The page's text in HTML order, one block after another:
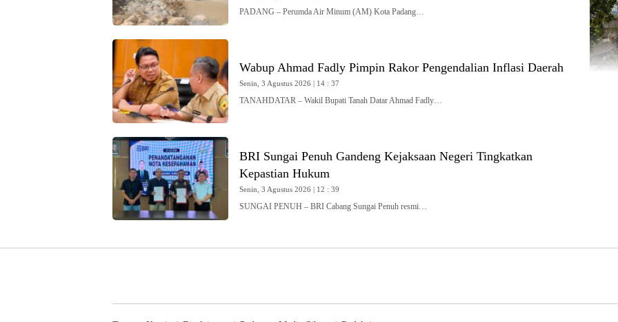
PADANG – Perumda Air Minum (AM) Kota Padang…
Wabup Ahmad Fadly Pimpin Rakor Pengendalian Inflasi Daerah
Senin, 3 Agustus 2026 | 14 : 37
TANAHDATAR – Wakil Bupati Tanah Datar Ahmad Fadly…
BRI Sungai Penuh Gandeng Kejaksaan Negeri Tingkatkan
Kepastian Hukum
Senin, 3 Agustus 2026 | 12 : 39
SUNGAI PENUH – BRI Cabang Sungai Penuh resmi…